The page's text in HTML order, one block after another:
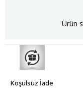
Ürün
Koşulsuz İade